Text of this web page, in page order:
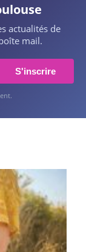
actualités de
mail.
S'inscrire